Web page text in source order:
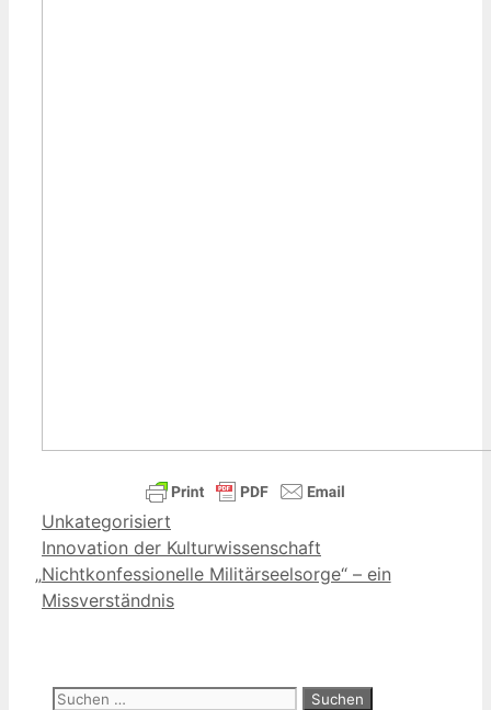
Kategorien
Unkategorisiert
Innovation der Kulturwissenschaft
„Nichtkonfessionelle Militärseelsorge“ – ein
Missverständnis
Suchen